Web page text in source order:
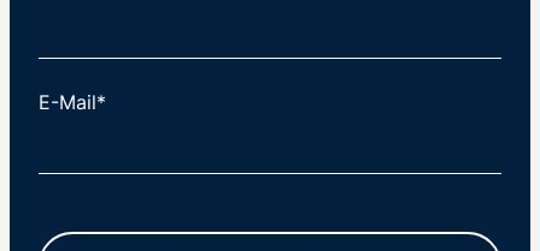
E-Mail*